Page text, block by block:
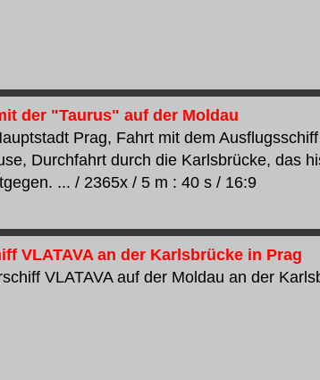
der "Taurus" auf der Moldau
Prag, Fahrt mit dem
Durchfahrt durch die Karlsbrücke, das
... / 2365x / 5 m : 40 s / 16:9
VLATAVA an der Karlsbrücke in Prag
VLATAVA auf der Moldau an der